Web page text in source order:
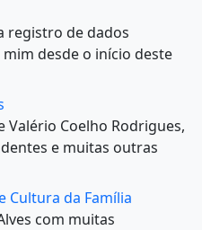
registro de dados
desde o início deste
Valério Coelho Rodrigues,
e muitas outras
Cultura da Família
com muitas